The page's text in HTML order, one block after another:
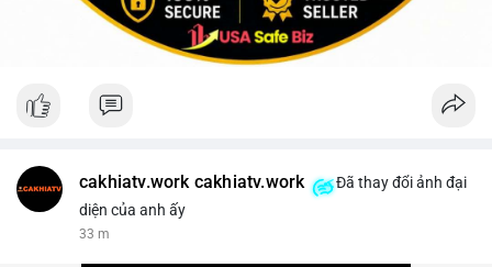
cakhiatv.work cakhiatv.work
Đã thay đổi ảnh đại
diện của anh ấy
33 m